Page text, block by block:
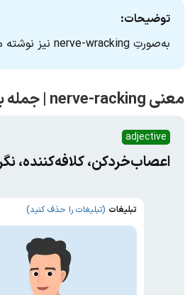
توضیحات:
به‌صورتِ nerve-wracking نیز نوشته می‌شود.
معنی nerve-racking | جمله با nerve-racking
adjective
اعصاب‌خردکن، کلافه‌کننده،
تبلیغات (تبلیغات را حذف کنید)